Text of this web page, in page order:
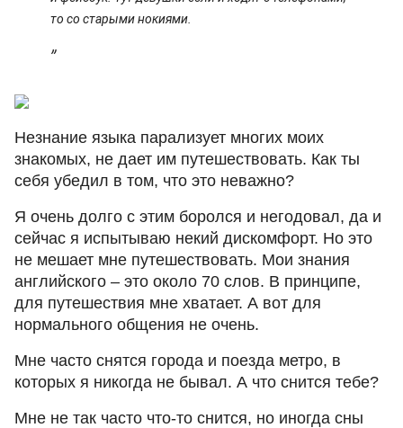
то со старыми нокиями.
Незнание языка парализует многих моих
знакомых, не дает им путешествовать. Как ты
себя убедил в том, что это неважно?
Я очень долго с этим боролся и негодовал, да и
сейчас я испытываю некий дискомфорт. Но это
не мешает мне путешествовать. Мои знания
английского – это около 70 слов. В принципе,
для путешествия мне хватает. А вот для
нормального общения не очень.
Мне часто снятся города и поезда метро, в
которых я никогда не бывал. А что снится тебе?
Мне не так часто что-то снится, но иногда сны